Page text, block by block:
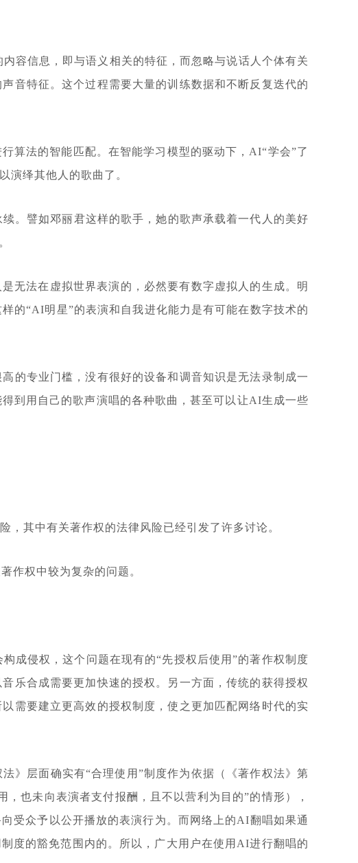
容信息，即与语义相关的特征，而忽略与说话人个体有关
音特征。这个过程需要大量的训练数据和不断反复迭代的
算法的智能匹配。在智能学习模型的驱动下，AI“学会”了
演绎其他人的歌曲了。
。譬如邓丽君这样的歌手，她的歌声承载着一代人的美好
无法在虚拟世界表演的，必然要有数字虚拟人的生成。明
的“AI明星”的表演和自我进化能力是有可能在数字技术的
的专业门槛，没有很好的设备和调音知识是无法录制成一
到用自己的歌声演唱的各种歌曲，甚至可以让AI生成一些
其中有关著作权的法律风险已经引发了许多讨论。
作权中较为复杂的问题。
成侵权，这个问题在现有的“先授权后使用”的著作权制度
乐合成需要更加快速的授权。另一方面，传统的获得授权
需要建立更高效的授权制度，使之更加匹配网络时代的实
》层面确实有“合理使用”制度作为依据（《著作权法》第
也未向表演者支付报酬，且不以营利为目的”的情形），
受众予以公开播放的表演行为。而网络上的AI翻唱如果通
度的豁免范围内的。所以，广大用户在使用AI进行翻唱的